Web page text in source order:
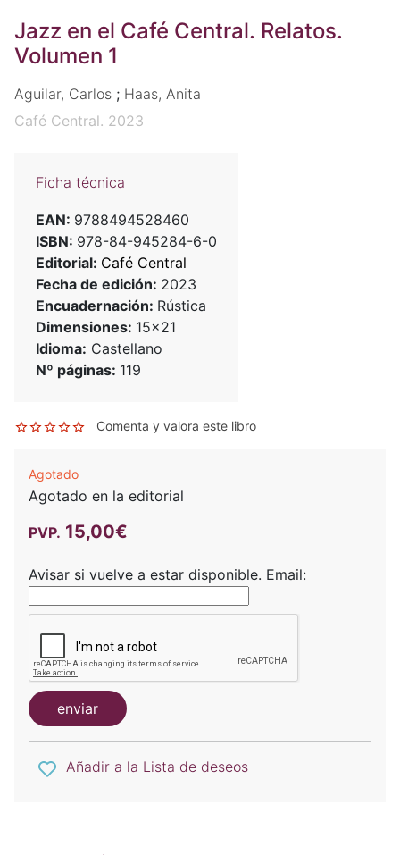
Jazz en el Café Central. Relatos.
Volumen 1
Aguilar, Carlos ; Haas, Anita
Café Central. 2023
Ficha técnica
EAN: 9788494528460
ISBN: 978-84-945284-6-0
Editorial: Café Central
Fecha de edición: 2023
Encuadernación: Rústica
Dimensiones: 15x21
Idioma: Castellano
Nº páginas: 119
Comenta y valora este libro
Agotado
Agotado en la editorial
PVP. 15,00€
Avisar si vuelve a estar disponible. Email:
enviar
Añadir a la Lista de deseos